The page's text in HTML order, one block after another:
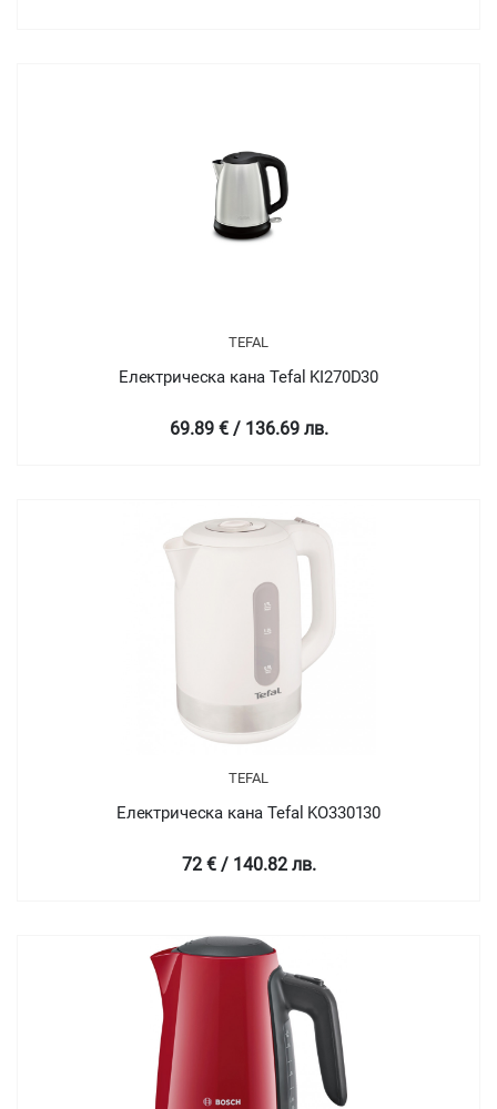
TEFAL
Електрическа кана Tefal KI270D30
69.89 € / 136.69 лв.
TEFAL
Електрическа кана Tefal KO330130
72 € / 140.82 лв.